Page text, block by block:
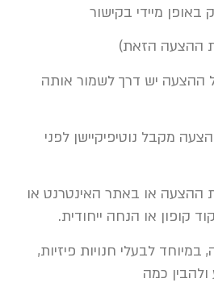
מיידי בקישור
ההצעה הזאת)
ההצעה יש דרך לשמור אותה
מקבל נוטיפיקיישן לפני
ההצעה או באתר האינטרנט או
קופון או הנחה ייחודית.
לבעלי חנויות פיזיות,
כמה